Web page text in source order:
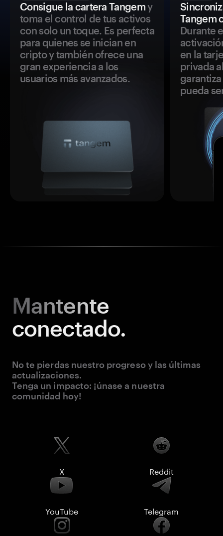
Consigue la cartera Tangemy
toma el control de tus activos
con solo un toque. Es perfecta
para quienes se inician en
cripto y también ofrece una
gran experiencia a los
usuarios más avanzados.
Tangem
Durante
en la
privada
pueda
Mantente
conectado.
No te pierdas nuestro progreso y las últimas
actualizaciones.
Tenga un impacto: ¡únase a nuestra
comunidad hoy!
X Reddit
YouTube Telegram